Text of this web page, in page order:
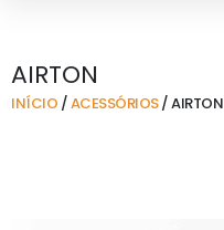
AIRTON
INÍCIO /ACESSÓRIOS/ AIRTON